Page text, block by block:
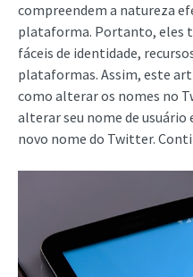
compreendem a natureza
plataforma. Portanto, eles
fáceis de identidade,
plataformas. Assim, este
como alterar os nomes no
alterar seu nome de usuário
novo nome do Twitter.